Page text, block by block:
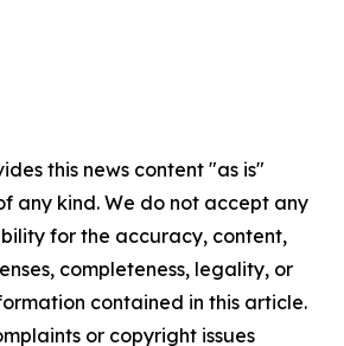
this news content "as is"
any kind. We do not accept any
for the accuracy, content,
completeness, legality, or
contained in this article.
or copyright issues